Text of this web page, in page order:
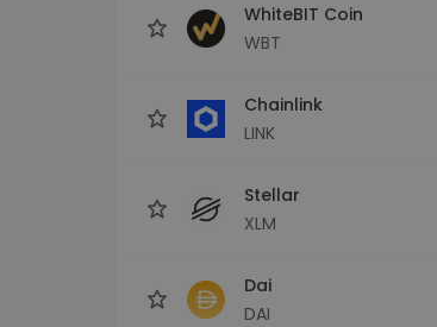
WhiteBIT Coin
WBT
Chainlink
LINK
Stellar
XLM
Dai
DAI